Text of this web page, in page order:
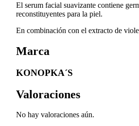
El serum facial suavizante contiene
reconstituyentes para la piel.
En combinación con el extracto de
Marca
KONOPKA´S
Valoraciones
No hay valoraciones aún.